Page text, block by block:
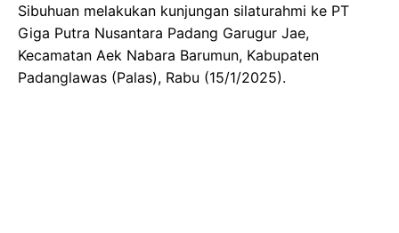
Sibuhuan melakukan kunjungan silaturahmi ke PT
Giga Putra Nusantara Padang Garugur Jae,
Kecamatan Aek Nabara Barumun, Kabupaten
Padanglawas (Palas), Rabu (15/1/2025).